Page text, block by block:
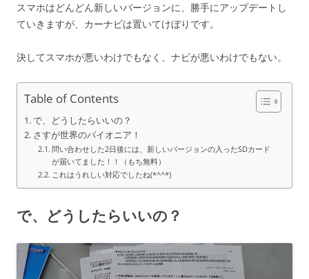
スマホはどんどん新しいバージョンに、勝手にアップデートし
ていきますが、カーナビは置いてけぼりです。
決してスマホが悪いわけでもなく、ナビが悪いわけでもない。
Table of Contents
で、どうしたらいいの？
さすが世界のパイオニア！
問い合わせした2日後には、新しいバージョンの入ったSDカード
が届いてました！！（もち無料）
これはうれしい対応でしたね(*^^*)
で、どうしたらいいの？